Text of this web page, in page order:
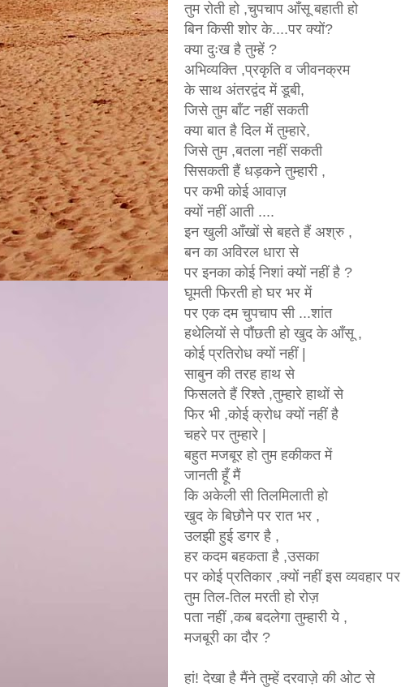
तुम रोती हो ,चुपचाप आँसू बहाती हो
बिन किसी शोर के....पर क्यों?
क्या दुःख है तुम्हें ?
अभिव्यक्ति ,प्रकृति व जीवनक्रम
के साथ अंतरद्वंद में डूबी,
जिसे तुम बाँट नहीं सकती
क्या बात है दिल में तुम्हारे,
जिसे तुम ,बतला नहीं सकती
सिसकती हैं धड़कने तुम्हारी ,
पर कभी कोई आवाज़
क्यों नहीं आती ....
इन खुली आँखों से बहते हैं अश्रु ,
बन का अविरल धारा से
पर इनका कोई निशां क्यों नहीं है ?
घूमती फिरती हो घर भर में
पर एक दम चुपचाप सी ...शांत
हथेलियों से पौंछती हो खुद के आँसू ,
कोई प्रतिरोध क्यों नहीं |
साबुन की तरह हाथ से
फिसलते हैं रिश्ते ,तुम्हारे हाथों से
फिर भी ,कोई क्रोध क्यों नहीं है
चहरे पर तुम्हारे |
बहुत मजबूर हो तुम हकीकत में
जानती हूँ मैं
कि अकेली सी तिलमिलाती हो
खुद के बिछौने पर रात भर ,
उलझी हुई डगर है ,
हर कदम बहकता है ,उसका
पर कोई प्रतिकार ,क्यों नहीं इस व्यवहार पर |
तुम तिल-तिल मरती हो रोज़
पता नहीं ,कब बदलेगा तुम्हारी ये ,
मजबूरी का दौर ?
हां! देखा है मैंने तुम्हें दरवाज़े की ओट से